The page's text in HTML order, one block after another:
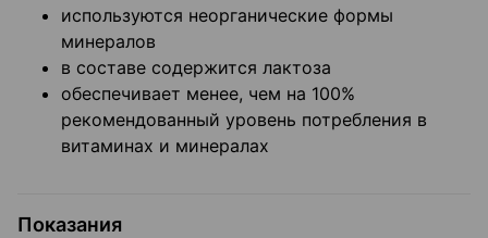
используются неорганические формы
минералов
в составе содержится лактоза
обеспечивает менее, чем на 100%
рекомендованный уровень потребления в
витаминах и минералах
Показания